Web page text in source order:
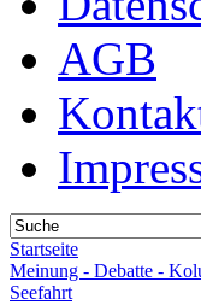
AGB
Startseite
Meinung - Debatte -
Seefahrt